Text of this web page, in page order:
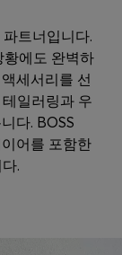
트너입니다.
황에도 완벽하
세서리를 선
일러링과 우
다. BOSS
어를 포함한
.